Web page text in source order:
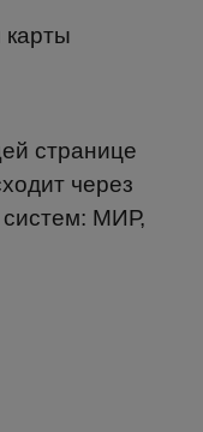
странице
через
МИР,